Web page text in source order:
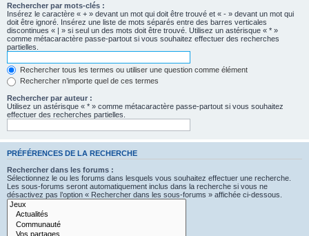
Rechercher par mots-clés :
Insérez le caractère « + » devant un mot qui doit être trouvé et « - » devant un mot qui
doit être ignoré. Insérez une liste de mots séparés entre des barres verticales
discontinues « | » si seul un des mots doit être trouvé. Utilisez un astérisque « * »
comme métacaractère passe-partout si vous souhaitez effectuer des recherches
partielles.
Rechercher tous les termes ou utiliser une question comme élément
Rechercher n’importe quel de ces termes
Rechercher par auteur :
Utilisez un astérisque « * » comme métacaractère passe-partout si vous souhaitez
effectuer des recherches partielles.
PRÉFÉRENCES DE LA RECHERCHE
Rechercher dans les forums :
Sélectionnez le ou les forums dans lesquels vous souhaitez effectuer une recherche.
Les sous-forums seront automatiquement inclus dans la recherche si vous ne
désactivez pas l’option « Rechercher dans les sous-forums » affichée ci-dessous.